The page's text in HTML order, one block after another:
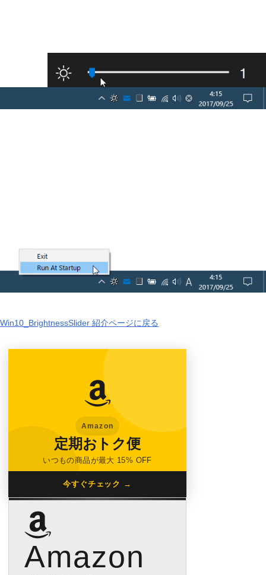
Win10_BrightnessSlider 紹介ページに戻る
Amazon
定期おトク便
いつもの商品が最大 15% OFF
今すぐチェック →
Amazon